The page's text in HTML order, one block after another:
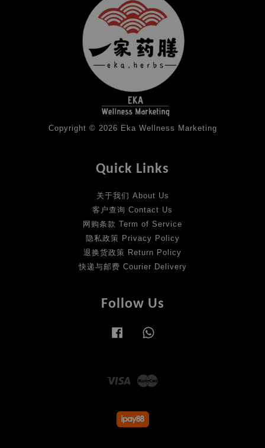
Copyright © 2026 Eka Wellness Marketing
Quick Links
关于我们 About Us
客户查询 Contact Us
网购条款 Term of Service
隐私政策 Privacy Policy
退换货政策 Return Policy
快递与邮费 Courier Delivery
Follow Us
Facebook
Visa